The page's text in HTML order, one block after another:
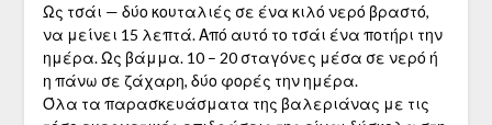
Ως τσάι — δύο κουταλιές σε ένα κιλό νερό βραστό,
να μείνει 15 λεπτά. Από αυτό το τσάι ένα ποτήρι την
ημέρα. Ως βάμμα. 10 – 20 σταγόνες μέσα σε νερό ή
η πάνω σε ζάχαρη, δύο φορές την ημέρα.
Όλα τα παρασκευάσματα της βαλεριάνας με τις